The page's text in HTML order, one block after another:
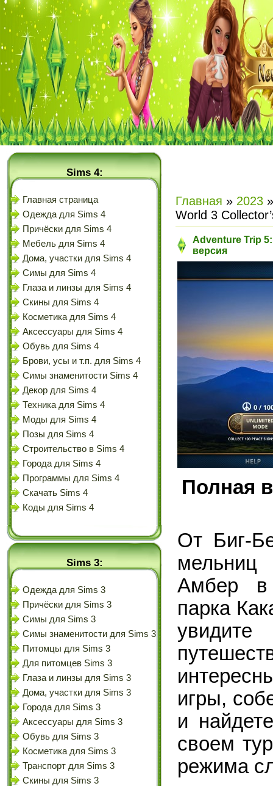
Sims 4:
Главная страница
Одежда для Sims 4
Причёски для Sims 4
Мебель для Sims 4
Дома, участки для Sims 4
Симы для Sims 4
Глаза и линзы для Sims 4
Скины для Sims 4
Косметика для Sims 4
Аксессуары для Sims 4
Обувь для Sims 4
Брови, усы и т.п. для Sims 4
Симы знаменитости Sims 4
Декор для Sims 4
Техника для Sims 4
Моды для Sims 4
Позы для Sims 4
Строительство в Sims 4
Города для Sims 4
Программы для Sims 4
Скачать Sims 4
Коды для Sims 4
Sims 3:
Одежда для Sims 3
Причёски для Sims 3
Симы для Sims 3
Симы знаменитости для Sims 3
Питомцы для Sims 3
Для питомцев Sims 3
Глаза и линзы для Sims 3
Дома, участки для Sims 3
Города для Sims 3
Аксессуары для Sims 3
Обувь для Sims 3
Косметика для Sims 3
Транспорт для Sims 3
Скины для Sims 3
Главная » 2023 »
World 3
Adventure Trip
версия
Полная
От Биг-
Амбер в
парка
игры,
и
своем
режима